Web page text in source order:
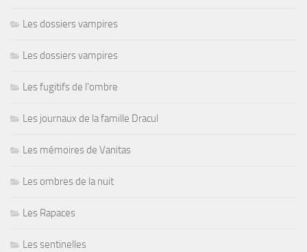
Les dossiers vampires
Les dossiers vampires
Les fugitifs de l'ombre
Les journaux de la famille Dracul
Les mémoires de Vanitas
Les ombres de la nuit
Les Rapaces
Les sentinelles